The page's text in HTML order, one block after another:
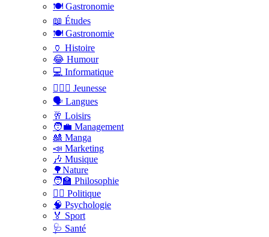
🍽️ Gastronomie
📖 Études
🍽️ Gastronomie
🏺 Histoire
😂 Humour
💻 Informatique
🤸🏽‍♀️ Jeunesse
🗣 Langues
🥂 Loisirs
🧑‍💼 Management
🎎 Manga
📣 Marketing
🎶 Musique
🌳Nature
🧑‍🏫 Philosophie
👨‍⚖️ Politique
🧠 Psychologie
🏅 Sport
🩺 Santé